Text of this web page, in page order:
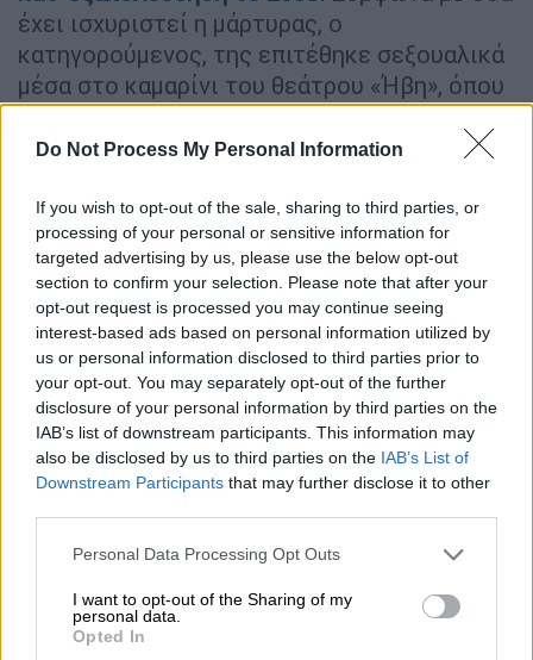
Do Not Process My Personal Information
If you wish to opt-out of the sale, sharing to third parties, or
processing of your personal or sensitive information for
targeted advertising by us, please use the below opt-out
section to confirm your selection. Please note that after your
opt-out request is processed you may continue seeing
interest-based ads based on personal information utilized by
us or personal information disclosed to third parties prior to
your opt-out. You may separately opt-out of the further
disclosure of your personal information by third parties on the
IAB’s list of downstream participants. This information may
also be disclosed by us to third parties on the IAB’s List of
Downstream Participants that may further disclose it to other
Please note that this website/app uses one or more Google
not limited to your visit or usage behaviour. You may click to
grant or deny consent to Google and its third-party tags to
use your data for below specified purposes in below Google
Personal Data Processing Opt Outs
I want to opt-out of the Sharing of my
personal data.
Opted In
έχει ισχυριστεί η μάρτυρας, ο
κατηγορούμενος, της επιτέθηκε σεξουαλικά
μέσα στο καµαρίνι του θεάτρου «Ήβη», όπου
είχαν συναντηθεί για επαγγελματικούς
λόγους. Μάλιστα, η μάρτυρας έχει
αυτό το περιστατικό είχε προηγηθεί και
πάλι σεξουαλική επίθεση από τον ηθοποιό
σε γραφείο θεατρικής εταιρείας.
Η γυναίκα ξεκίνησε να καταθέτει χωρίς
δημοσιότητα κατά την προηγούμενη
δικάσιμο, μετά την αποδοχή από το
δικαστήριο του αιτήματος που υπέβαλε η
ίδια καθώς και μία ακόμη από τα τρία
φερόμενα θύματα.
ΔΙΑΒΑΣΤΕ ΕΠΙΣΗΣ
Ελλάδα|31.03.2022 23:13
Πάτρα: Τα σοκαριστικά στοιχεία και